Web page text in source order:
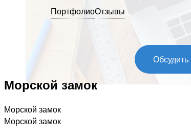
ПортфолиоОтзывы
Обсудить
Морской замок
Морской замок
Морской замок